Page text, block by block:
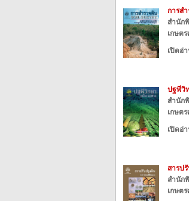
การส
สำนัก
เกษต
เปิดอ่
ปฐพีวิ
สำนัก
เกษต
เปิดอ่
สารป
สำนัก
เกษต